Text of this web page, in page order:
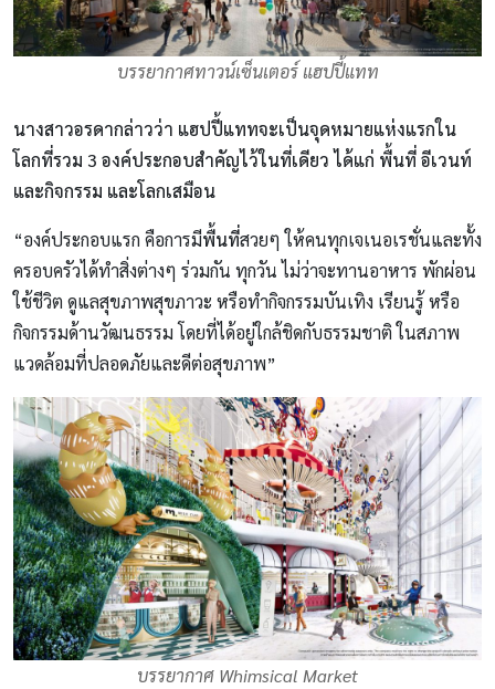
บรรยากาศทาวน์เซ็นเตอร์ แฮปปี้แทท
นางสาวอรดากล่าวว่า แฮปปี้แททจะเป็นจุดหมายแห่งแรกใน
โลกที่รวม 3 องค์ประกอบสำคัญไว้ในที่เดียว ได้แก่ พื้นที่ อีเวนท์
และกิจกรรม และโลกเสมือน
“องค์ประกอบแรก คือการมีพื้นที่สวยๆ ให้คนทุกเจเนอเรชั่นและทั้ง
ครอบครัวได้ทำสิ่งต่างๆ ร่วมกัน ทุกวัน ไม่ว่าจะทานอาหาร พักผ่อน
ใช้ชีวิต ดูแลสุขภาพสุขภาวะ หรือทำกิจกรรมบันเทิง เรียนรู้ หรือ
กิจกรรมด้านวัฒนธรรม โดยที่ได้อยู่ใกล้ชิดกับธรรมชาติ ในสภาพ
แวดล้อมที่ปลอดภัยและดีต่อสุขภาพ”
บรรยากาศ Whimsical Market